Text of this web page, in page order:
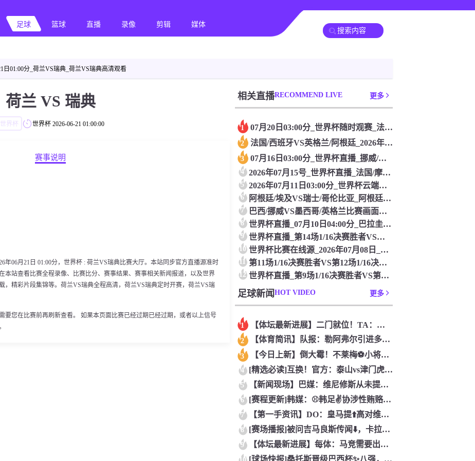
足球 篮球 直播 录像 剪辑 媒体
日01:00分_荷兰VS瑞典_荷兰VS瑞典高清观看
荷兰 VS 瑞典
世界杯 世界杯 2026-06-21 01:00:00
赛事说明
年06月21日 01:00分，世界杯 : 荷兰VS瑞典比赛大厅。本站同步官方直播源准时
本站查看比赛全程录像、比赛比分、赛事结果、赛事相关新闻报道，以及世界
，精彩片段集锦等。荷兰VS瑞典全程高清，荷兰VS瑞典定时开赛，荷兰VS瑞
要您在比赛前再刷新查看。 如果本页面比赛已经过期已经过期，或者以上信号
相关直播RECOMMEND LIVE 更多
1 07月20日03:00分_世界杯随时观赛_法国/西班牙VS英格兰/阿根廷
2 法国/西班牙VS英格兰/阿根廷_2026年07月19日_世界杯在线同步
3 07月16日03:00分_世界杯直播_挪威/英格兰VS阿根廷/瑞士比赛点看_挪威/英格兰VS阿根廷/瑞士
4 2026年07月15号_世界杯直播_法国/摩洛哥VS西班牙/比利时_法国/摩洛哥VS西班牙/比利时实时呈现
5 2026年07月11日03:00分_世界杯云端直视_葡萄牙/西班牙VS美国/比利时
6 阿根廷/埃及VS瑞士/哥伦比亚_阿根廷/埃及VS瑞士/哥伦比亚球赛专场_世界杯直播_2026年07月12日09:00分
7 巴西/挪威VS墨西哥/英格兰比赛画面呈现_巴西/挪威VS墨西哥/英格兰_世界杯直播_2026年07月12日
8 世界杯直播_07月10日04:00分_巴拉圭/法国VS加拿大/摩洛哥_巴拉圭/法国VS加拿大/摩洛哥赛事热区
9 世界杯直播_第14场1/16决赛胜者VS第16场1/16决赛胜者_第14场1/16决赛胜者VS第16场1/16决赛胜者直通赛场_07月08号
10 世界杯比赛在线源_2026年07月08日_第13场1/16决赛胜者VS第15场1/16决赛胜者
11 第11场1/16决赛胜者VS第12场1/16决赛胜者_第11场1/16决赛胜者VS第12场1/16决赛胜者免费直击_2026年07月07日_世界杯直播
12 世界杯直播_第9场1/16决赛胜者VS第10场1/16决赛胜者精彩瞬间_第9场1/16决赛胜者VS第10场1/16决赛胜者_07月07日
足球新闻 HOT VIDEO 更多
1 【体坛最新进展】二门就位！TA：曼城签34岁门将鲁利，转会费
2 【体育简讯】队报：勒阿弗尔引进多名日本球⬅️员，贴合球队定位
3 【今日上新】倒大霉！不莱梅⚽小将库利巴利汽车的四个轮胎连同轮
4 [精选必读]互换！官方：泰山vs津门虎VAR改为梁松尚⬆️，
5 【新闻现场】巴媒：维尼修斯从未提过肖像权变动要求，总年收❗入
6 [赛程更新]韩媒：⚾韩足✌️协涉性贿赂裁判，或导致韩国⚽20
7 【第一手资讯】DO：皇马提⬆️高对维尼修斯续约报价，新报价能
8 [赛场播报]被问吉马良斯传闻⬇️，卡拉菲奥里：官宣了吗？没有
9 【体坛最新进展】每体：马竞需要出售⭐球员回笼资金，莫利纳和鲁
10 [球场快报]桑托斯晋级巴西杯✨八强，内马尔替补登场送制胜助❗